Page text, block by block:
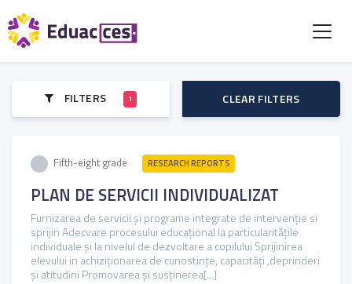
FILTERS 1 CLEAR FILTERS
Fifth-eight grade RESEARCH REPORTS
PLAN DE SERVICII INDIVIDUALIZAT
Furnizarea de servicii și programe integrate de intervenție si
sprijin Adecvare procesului educațional la particularitățile
individuale și la nivelul de dezvoltare a copilului Sprijinirea
elevului in achiziționarea de cunostințe, capacități ,deprinderi
și atitudini Promovarea și susținerea[...]